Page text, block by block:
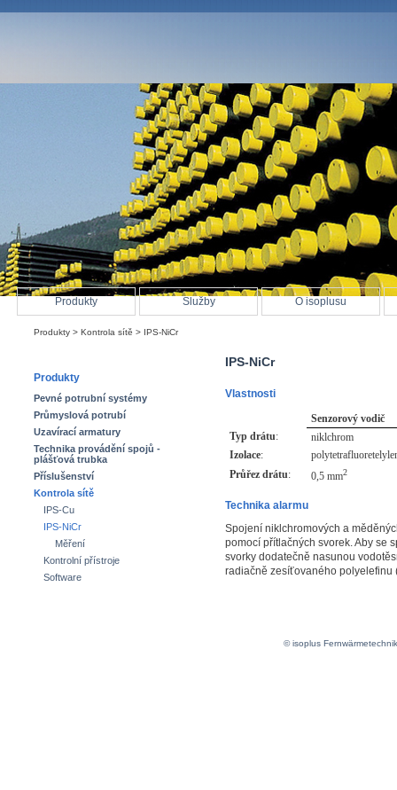
Produkty > Kontrola sítě > IPS-NiCr
IPS-NiCr
Vlastnosti
Senzorový vodič
Typ drátu:
niklchrom
Izolace:
Průřez drátu: 0,5 mm2
Technika alarmu
Spojení niklchromových a
pomocí přítlačných svorek. Aby se
svorky dodatečně nasunou
radiačně zesíťovaného polyelefinu
Produkty Služby O isoplusu
Produkty
Pevné potrubní systémy
Průmyslová potrubí
Uzavírací armatury
Technika provádění spojů -
plášťová trubka
Příslušenství
Kontrola sítě
IPS-Cu
IPS-NiCr
Měření
Kontrolní přístroje
Software
© isoplus Fernwärmetechnik